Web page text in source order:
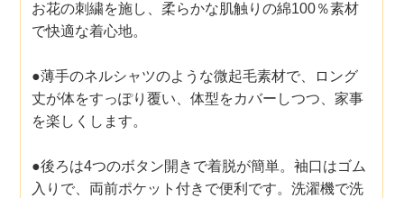
お花の刺繍を施し、柔らかな肌触りの綿100％素材
で快適な着心地。
●薄手のネルシャツのような微起毛素材で、ロング
丈が体をすっぽり覆い、体型をカバーしつつ、家事
を楽しくします。
●後ろは4つのボタン開きで着脱が簡単。袖口はゴム
入りで、両前ポケット付きで便利です。洗濯機で洗